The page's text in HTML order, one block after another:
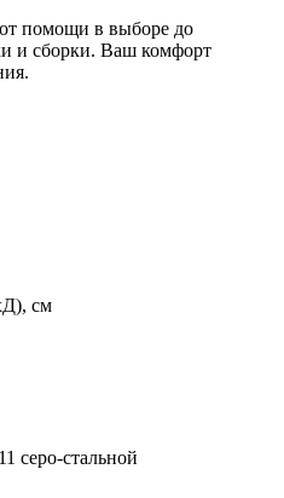
помощи в выборе до
и сборки. Ваш комфорт
см
серо-стальной